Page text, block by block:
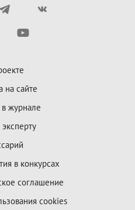
на сайте
журнале
в конкурсах
соглашение
cookies